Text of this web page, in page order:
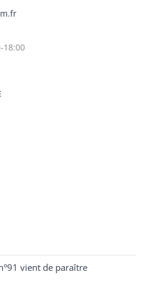
18:00
vient de paraître